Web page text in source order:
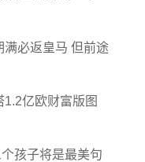
必返皇马 但前途
亿欧财富版图
孩子将是最美句